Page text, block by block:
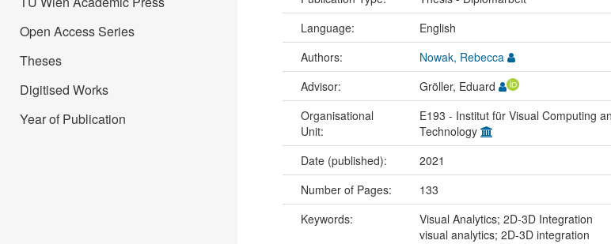
Open Access Series
Theses
Digitised Works
Year of Publication
Language:
English
Authors:
Nowak, Rebecca
Advisor:
Gröller, Eduard
Organisational
Unit:
E193 - Institut für Visual Computing
Technology
Date (published): 2021
Number of Pages:
133
Keywords:
Visual Analytics; 2D-3D Integration
visual analytics; 2D-3D integration